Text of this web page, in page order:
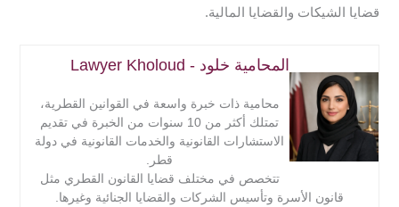
قضايا الشيكات والقضايا المالية.
المحامية خلود - Lawyer Kholoud
محامية ذات خبرة واسعة في القوانين القطرية،
تمتلك أكثر من 10 سنوات من الخبرة في تقديم
الاستشارات القانونية والخدمات القانونية في دولة
قطر.
تتخصص في مختلف قضايا القانون القطري مثل
قانون الأسرة وتأسيس الشركات والقضايا الجنائية وغيرها.